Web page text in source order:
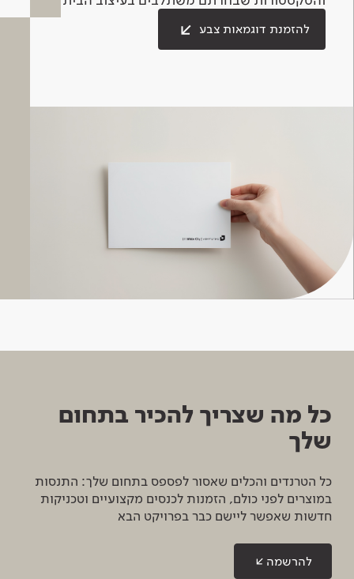
להזמנת דוגמאות צבע
כל מה שצריך להכיר בתחום
שלך
כל הטרנדים והכלים שאסור לפספס בתחום שלך: התנסות
במוצרים לפני כולם, הזמנות לכנסים מקצועיים וטכניקות
חדשות שאפשר ליישם כבר בפרויקט הבא
להרשמה